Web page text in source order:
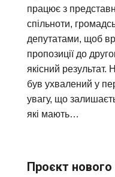
працює з
спільноти,
депутатами, щоб
пропозиції до
якісний
був ухвалений у
увагу, що
які мають…
Проєкт